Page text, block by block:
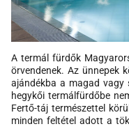
A termál fürdők
örvendenek. Az ünnepek
ajándékba a magad vagy
hegykői termálfürdőbe
Fertő-táj természettel
minden feltétel adott a